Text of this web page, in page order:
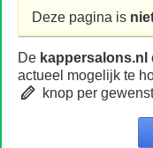
Deze pagina is
De kappersalons.nl
actueel mogelijk te
knop per